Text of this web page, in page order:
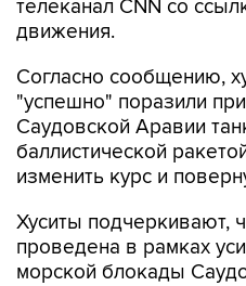
Согласно сообщению,
Саудовской Аравии
баллистической
изменить курс и
Хуситы подчеркивают,
морской блокады
Между тем в